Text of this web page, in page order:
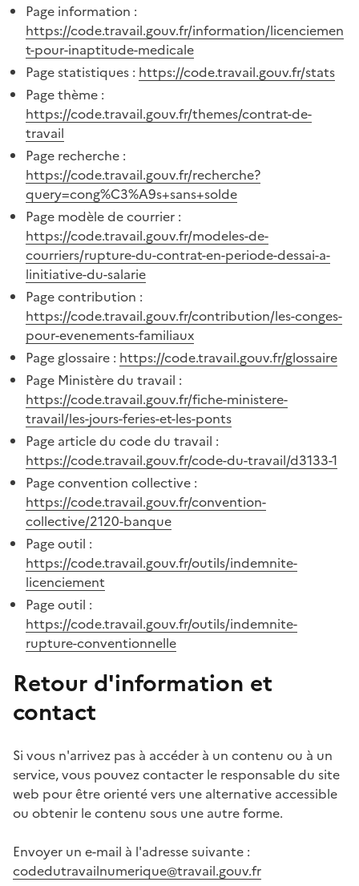
Page information :
https://code.travail.gouv.fr/information/licenciemen
t-pour-inaptitude-medicale
Page statistiques : https://code.travail.gouv.fr/stats
Page thème :
https://code.travail.gouv.fr/themes/contrat-de-
travail
Page recherche :
https://code.travail.gouv.fr/recherche?
query=cong%C3%A9s+sans+solde
Page modèle de courrier :
https://code.travail.gouv.fr/modeles-de-
courriers/rupture-du-contrat-en-periode-dessai-a-
linitiative-du-salarie
Page contribution :
https://code.travail.gouv.fr/contribution/les-conges-
pour-evenements-familiaux
Page glossaire : https://code.travail.gouv.fr/glossaire
Page Ministère du travail :
https://code.travail.gouv.fr/fiche-ministere-
travail/les-jours-feries-et-les-ponts
Page article du code du travail :
https://code.travail.gouv.fr/code-du-travail/d3133-1
Page convention collective :
https://code.travail.gouv.fr/convention-
collective/2120-banque
Page outil :
https://code.travail.gouv.fr/outils/indemnite-
licenciement
Page outil :
https://code.travail.gouv.fr/outils/indemnite-
rupture-conventionnelle
Retour d'information et
contact
Si vous n'arrivez pas à accéder à un contenu ou à un
service, vous pouvez contacter le responsable du site
web pour être orienté vers une alternative accessible
ou obtenir le contenu sous une autre forme.
Envoyer un e-mail à l'adresse suivante :
codedutravailnumerique@travail.gouv.fr